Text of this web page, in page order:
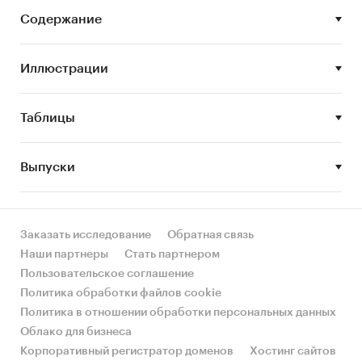
рынка кофе с собой
• STEP-анализ факторов, влияющих на рынок
кофе с собой
• Описание основных конкурентов
• Составление прогноза развития рынка до
2026 г.
Основные блоки исследования:
• Конкурентный анализ на рынке кофе с собой
в России
• Анализ потребления кофе с собой
• Оценка факторов инвестиционной
привлекательности рынка
• Прогноз развития рынка кофе с собой до 2026
Содержание
Иллюстрации
Таблицы
Выпуски
Заказать исследование
Обратная связь
Наши партнеры
Стать партнером
Пользовательское соглашение
Политика обработки файлов cookie
Политика в отношении обработки персональных данных
Облако для бизнеса
Корпоративный регистратор доменов
Хостинг сайтов